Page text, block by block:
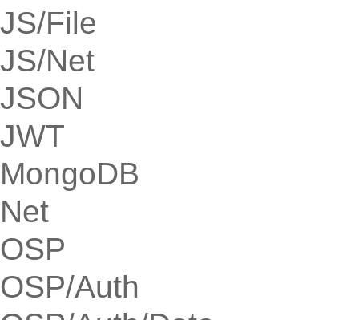
JS/File
JS/Net
JSON
JWT
MongoDB
Net
OSP
OSP/Auth